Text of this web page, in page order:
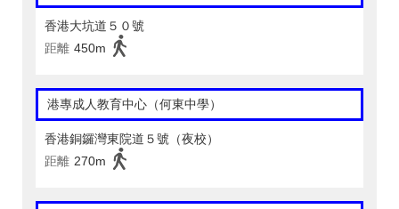
香港大坑道５０號
距離 450m
港專成人教育中心（何東中學）
香港銅鑼灣東院道５號（夜校）
距離 270m